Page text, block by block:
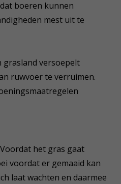
boeren kunnen
mest uit te
grasland versoepelt
ruwvoer te verruimen.
het gras gaat
voordat er gemaaid kan
laat wachten en daarmee